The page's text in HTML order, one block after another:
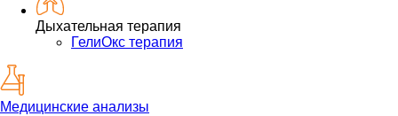
Дыхательная терапия
ГелиОкс терапия
Медицинские анализы